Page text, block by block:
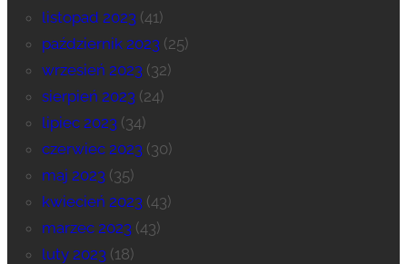
listopad 2023 (41)
październik 2023 (25)
wrzesień 2023 (32)
sierpień 2023 (24)
lipiec 2023 (34)
czerwiec 2023 (30)
maj 2023 (35)
kwiecień 2023 (43)
marzec 2023 (43)
luty 2023 (18)